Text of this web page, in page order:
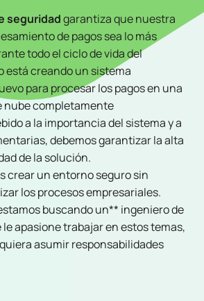
seguridadgarantiza que nuestra
de pagos sea lo más
todo el ciclo de vida del
está creando un sistema
para procesar los pagos en una
completamente
a la importancia del sistema y a
debemos garantizar la alta
de la solución.
crear un entorno seguro sin
los procesos empresariales.
buscando un** ingeniero de
apasione trabajar en estos temas,
asumir responsabilidades